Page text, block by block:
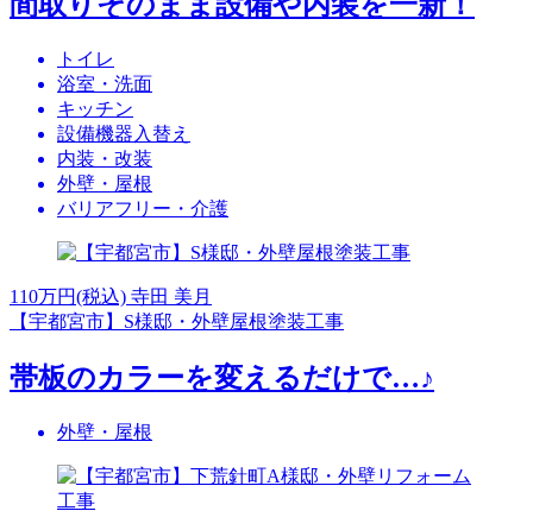
トイレ
浴室・洗面
キッチン
設備機器入替え
内装・改装
外壁・屋根
バリアフリー・介護
110万円(税込) 寺田 美月
【宇都宮市】S様邸・外壁屋根塗装工事
帯板のカラーを変えるだけで…♪
外壁・屋根